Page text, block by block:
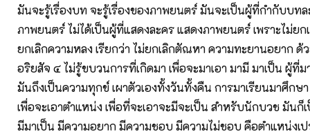
มันจะรู้เรื่องบท จะรู้เรื่องของภาพยนตร์ มันจะเป็นผู้ที่กำกับบท
ภาพยนตร์ ไม่ได้เป็นผู้ที่แสดงละคร แสดงภาพยนตร์ เพราะไม่ยก
ยกเลิกความหลง เรียกว่า ไม่ยกเลิกตัณหา ความทะยานอยาก ด้
อริยสัจ ๔ ไม่รู้ขบวนการที่เกิดมา เพื่อจะมาเอา มามี มาเป็น ผู้ที่ม
มันถึงเป็นความทุกข์ เผาตัวเองทั้งวันทั้งคืน การมาเรียนมาศึกษ
เพื่อจะเอาตำแหน่ง เพื่อที่จะเอาจะมีจะเป็น สำหรับนักบวช มัน
มีมาเป็น มีความอยาก มีความชอบ มีความไม่ชอบ คือตำแหน่งเ